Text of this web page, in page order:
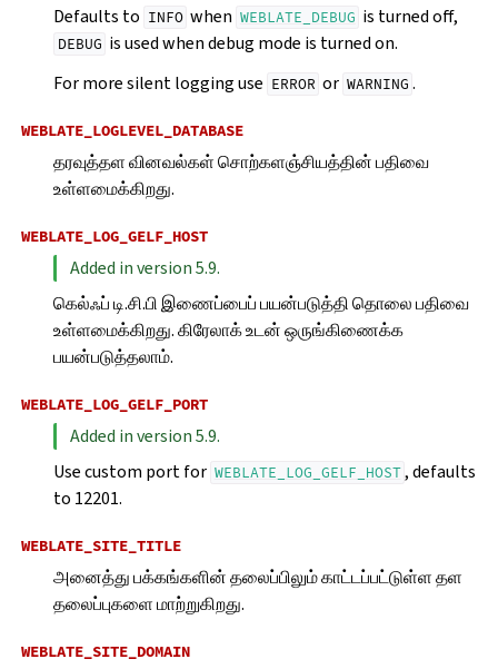
Defaults to INFO when WEBLATE_DEBUG is turned off,
DEBUG is used when debug mode is turned on.
For more silent logging use ERROR or WARNING .
WEBLATE_LOGLEVEL_DATABASE
தரவுத்தள வினவல்கள் சொற்களஞ்சியத்தின் பதிவை
உள்ளமைக்கிறது.
WEBLATE_LOG_GELF_HOST
Added in version 5.9.
கெல்ஃப் டி.சி.பி இணைப்பைப் பயன்படுத்தி தொலை பதிவை
உள்ளமைக்கிறது. கிரேலாக் உடன் ஒருங்கிணைக்க
பயன்படுத்தலாம்.
WEBLATE_LOG_GELF_PORT
Added in version 5.9.
Use custom port for WEBLATE_LOG_GELF_HOST , defaults
to 12201.
WEBLATE_SITE_TITLE
அனைத்து பக்கங்களின் தலைப்பிலும் காட்டப்பட்டுள்ள தள
தலைப்புகளை மாற்றுகிறது.
WEBLATE_SITE_DOMAIN